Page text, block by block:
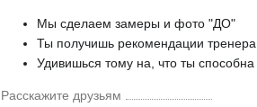
Мы сделаем замеры и фото "ДО"
Ты получишь рекомендации тренера
Удивишься тому на, что ты способна
Расскажите друзьям